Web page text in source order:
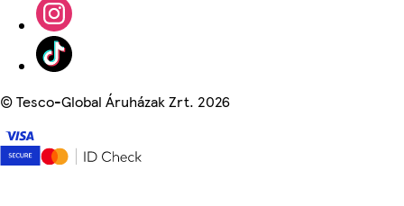
©Tesco-Global Áruházak Zrt. 2026